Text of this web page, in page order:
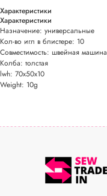
Характеристики
Характеристики
Назначение: универсальные
Кол-во игл в блистере: 10
Совместимость: швейная машина
Колба: толстая
lwh: 70x50x10
Weight: 10g